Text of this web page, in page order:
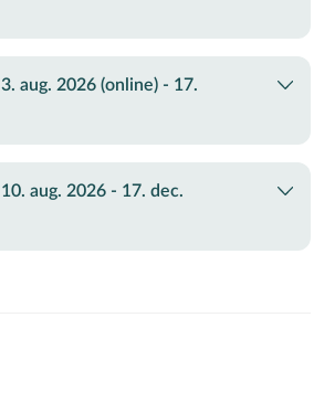
aug. 2026 (online) - 17.
aug. 2026 - 17. dec.